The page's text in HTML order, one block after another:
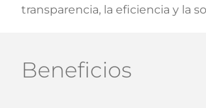
transparencia, la eficiencia y la
Beneficios